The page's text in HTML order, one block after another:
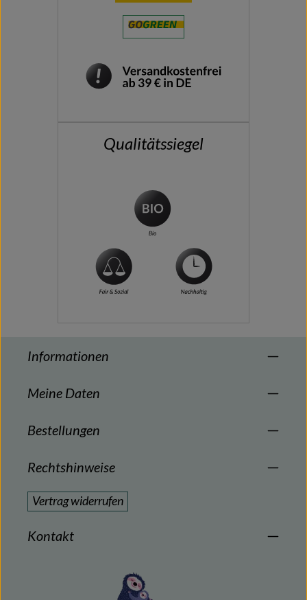
Qualitätssiegel
Informationen
Meine Daten
Bestellungen
Rechtshinweise
Vertrag widerrufen
Kontakt